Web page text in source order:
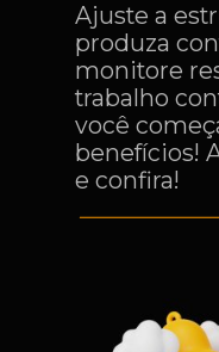
Ajuste a
produza
monitore
trabalho
você
benefícios!
e confira!